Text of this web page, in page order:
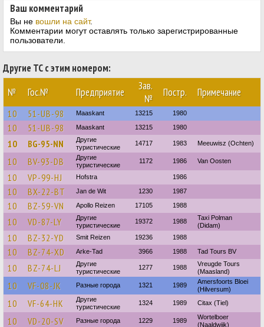
Ваш комментарий
Вы не вошли на сайт.
Комментарии могут оставлять только зарегистрированные
пользователи.
Другие ТС с этим номером:
№
Гос.№ Предприятие
Зав.
№
Постр. Примечание
10 51-UB-98 Maaskant 13215 1980
10 51-UB-98 Maaskant 13215 1980
10 BG-95-NN
Другие
туристические
14717 1983 Meeuwisz (Ochten)
10 BV-93-DB
Другие
туристические
1172 1986 Van Oosten
10 VP-99-HJ Hofstra 1986
10 BX-22-BT Jan de Wit 1230 1987
10 BZ-59-VN Apollo Reizen 17105 1988
10 VD-87-LY
Другие
туристические
19372 1988
Taxi Polman
(Didam)
10 BZ-32-YD Smit Reizen 19236 1988
10 BZ-74-XD Arke-Tad 3966 1988 Tad Tours BV
10 BZ-74-LJ
Другие
туристические
1277 1988
Vreugde Tours
(Maasland)
10 VF-08-JK Разные города 1321 1989
Amersfoorts Bloei
(Hilversum)
10 VF-64-HK
Другие
туристические
1324 1989 Citax (Tiel)
10 VD-20-SV Разные города 1229 1989
Wortelboer
(Naaldwijk)